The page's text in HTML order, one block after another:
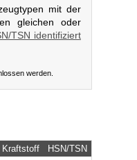
mit der
gleichen oder
TSN identifiziert
werden.
Kraftstoff
HSN/TSN